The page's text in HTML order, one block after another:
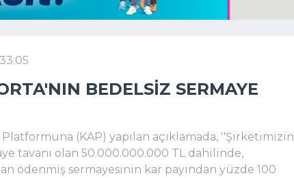
BEDELSIZ SERMAYE
(KAP) yapılan açıklamada, ''Şirketimizin
tavanı olan 50.000.000.000 TL dahilinde,
ödenmiş sermayesinin kar payından yüzde 100